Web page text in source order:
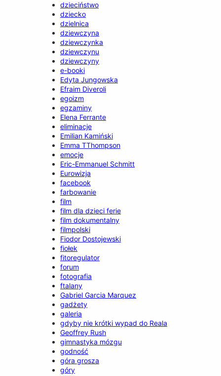
dzieciństwo
dziecko
dzielnica
dziewczyna
dziewczynka
dziewczynu
dziewczyny
e-booki
Edyta Jungowska
Efraim Diveroli
egoizm
egzaminy
Elena Ferrante
eliminacje
Emilian Kamiński
Emma TThompson
emocje
Eric-Emmanuel Schmitt
Eurowizja
facebook
farbowanie
film
film dla dzieci ferie
film dokumentalny
filmpolski
Fiodor Dostojewski
fiołek
fitoregulator
forum
fotografia
ftalany
Gabriel Garcia Marquez
gadżety
galeria
gdyby nie krótki wypad do Reala
Geoffrey Rush
gimnastyka mózgu
godność
góra grosza
góry